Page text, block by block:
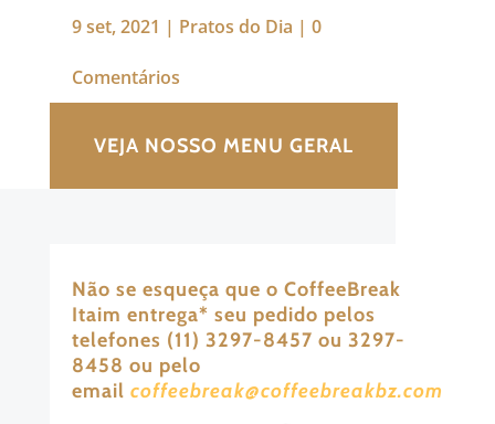
9 set, 2021 | Pratos do Dia | 0
Comentários
VEJA NOSSO MENU GERAL
Não se esqueça que o CoffeeBreak
Itaim entrega* seu pedido pelos
telefones (11) 3297-8457 ou 3297-
8458 ou pelo
email coffeebreak@coffeebreakbz.com